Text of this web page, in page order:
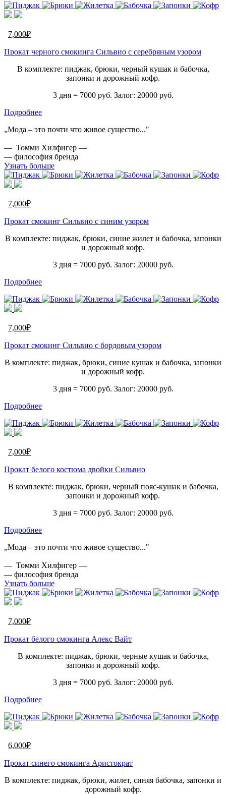
7,000₽
Прокат черного смокинга Сильвио с серебряным узором
В комплекте: пиджак, брюки, черный кушак и бабочка,
запонки и дорожный кофр.
3 дня = 7000 руб. Залог: 20000 руб.
Подробнее
„Мода – это почти что живое существо..."
— Томми Хилфигер —
— философия бренда
Узнать больше
7,000₽
Прокат смокинг Сильвио с синим узором
В комплекте: пиджак, брюки, синие жилет и бабочка, запонки
и дорожный кофр.
3 дня = 7000 руб. Залог: 20000 руб.
Подробнее
7,000₽
Прокат смокинг Сильвио с бордовым узором
В комплекте: пиджак, брюки, синие кушак и бабочка, запонки
и дорожный кофр.
3 дня = 7000 руб. Залог: 20000 руб.
Подробнее
7,000₽
Прокат белого костюма двойки Сильвио
В комплекте: пиджак, брюки, черный пояс-кушак и бабочка,
запонки и дорожный кофр.
3 дня = 7000 руб. Залог: 20000 руб.
Подробнее
„Мода – это почти что живое существо..."
— Томми Хилфигер —
— философия бренда
Узнать больше
7,000₽
Прокат белого смокинга Алекс Вайт
В комплекте: пиджак, брюки, черные кушак и бабочка,
запонки и дорожный кофр.
3 дня = 7000 руб. Залог: 20000 руб.
Подробнее
6,000₽
Прокат синего смокинга Аристократ
В комплекте: пиджак, брюки, жилет, синяя бабочка, запонки и
дорожный кофр.